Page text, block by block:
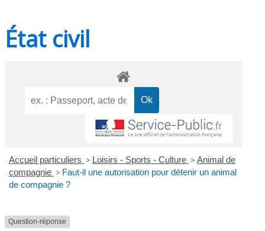
État civil
Accueil particuliers > Loisirs - Sports - Culture > Animal de
compagnie > Faut-il une autorisation pour détenir un animal
de compagnie ?
Question-réponse